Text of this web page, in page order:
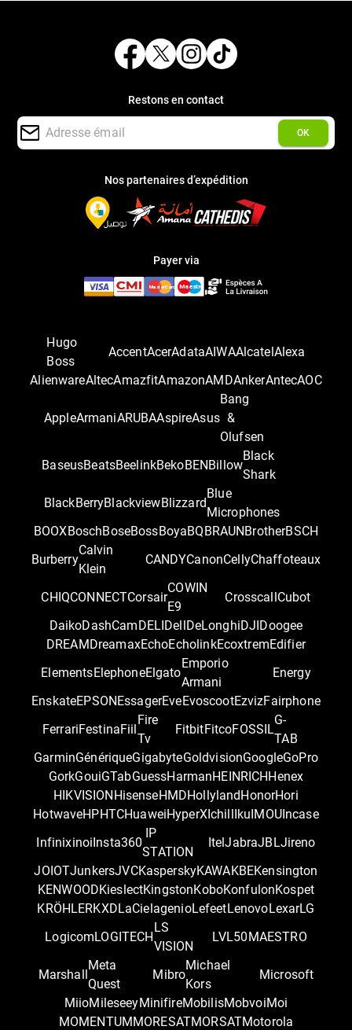
Restons en contact
OK
Nos partenaires d’expédition
Payer via
Hugo
Boss
AccentAcerAdataAIWAAlcatelAlexa
AlienwareAltecAmazfitAmazonAMDAnkerAntecAOC
AppleArmaniARUBAAspireAsus
Bang
&
Olufsen
BaseusBeatsBeelinkBekoBENBillow
Black
Shark
BlackBerryBlackviewBlizzard
Blue
Microphones
BOOXBoschBoseBossBoyaBQBRAUNBrotherBSCH
Burberry
Calvin
Klein
CANDYCanonCellyChaffoteaux
CHIQCONNECTCorsair
COWIN
E9
CrosscallCubot
DaikoDashCamDELIDellDeLonghiDJIDoogee
DREAMDreamaxEchoEcholinkEcoxtremEdifier
ElementsElephoneElgato
Emporio
Armani
Energy
EnskateEPSONEssagerEveEvoscootEzvizFairphone
FerrariFestinaFiil
Fire
Tv
FitbitFitcoFOSSIL
G-
TAB
GarminGénériqueGigabyteGoldvisionGoogleGoPro
GorkGouiGTabGuessHarmanHEINRICHHenex
HIKVISIONHisenseHMDHollylandHonorHori
HotwaveHPHTCHuaweiHyperXIchillIkuIMOUIncase
InfinixinoiInsta360
IP
STATION
ItelJabraJBLJireno
JOIOTJunkersJVCKasperskyKAWAKBEKensington
KENWOODKieslectKingstonKoboKonfulonKospet
KRÖHLERKXDLaCielagenioLefeetLenovoLexarLG
LogicomLOGITECH
LS
VISION
LVL50MAESTRO
Marshall
Meta
Quest
Mibro
Michael
Kors
Microsoft
MiioMileseeyMinifireMobilisMobvoiMoi
MOMENTUMMORESATMORSATMotorola